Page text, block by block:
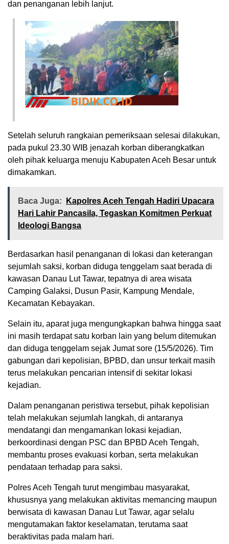
dan penanganan lebih lanjut.
Setelah seluruh rangkaian pemeriksaan selesai dilakukan,
pada pukul 23.30 WIB jenazah korban diberangkatkan
oleh pihak keluarga menuju Kabupaten Aceh Besar untuk
dimakamkan.
Baca Juga:
Kapolres Aceh Tengah Hadiri Upacara
Hari Lahir Pancasila, Tegaskan Komitmen Perkuat
Ideologi Bangsa
Berdasarkan hasil penanganan di lokasi dan keterangan
sejumlah saksi, korban diduga tenggelam saat berada di
kawasan Danau Lut Tawar, tepatnya di area wisata
Camping Galaksi, Dusun Pasir, Kampung Mendale,
Kecamatan Kebayakan.
Selain itu, aparat juga mengungkapkan bahwa hingga saat
ini masih terdapat satu korban lain yang belum ditemukan
dan diduga tenggelam sejak Jumat sore (15/5/2026). Tim
gabungan dari kepolisian, BPBD, dan unsur terkait masih
terus melakukan pencarian intensif di sekitar lokasi
kejadian.
Dalam penanganan peristiwa tersebut, pihak kepolisian
telah melakukan sejumlah langkah, di antaranya
mendatangi dan mengamankan lokasi kejadian,
berkoordinasi dengan PSC dan BPBD Aceh Tengah,
membantu proses evakuasi korban, serta melakukan
pendataan terhadap para saksi.
Polres Aceh Tengah turut mengimbau masyarakat,
khususnya yang melakukan aktivitas memancing maupun
berwisata di kawasan Danau Lut Tawar, agar selalu
mengutamakan faktor keselamatan, terutama saat
beraktivitas pada malam hari.